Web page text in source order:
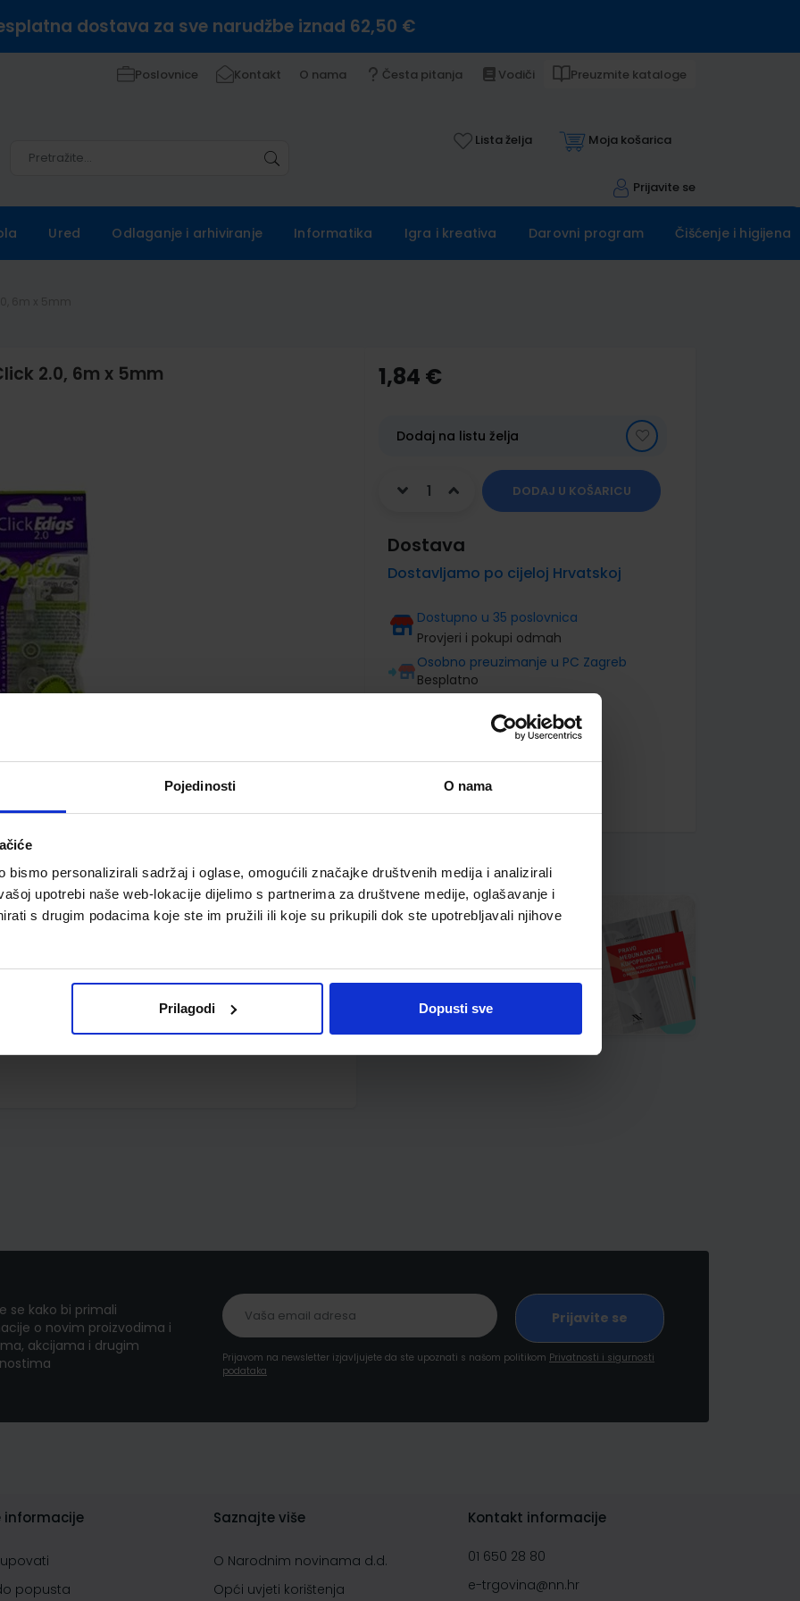
Pojedinosti O nama
bismo personalizirali sadržaj i oglase, omogućili značajke društvenih medija i analizirali
upotrebi naše web-lokacije dijelimo s partnerima za društvene medije, oglašavanje i
s drugim podacima koje ste im pružili ili koje su prikupili dok ste upotrebljavali njihove
Prilagodi Dopusti sve
dostava za sve narudžbe iznad 62,50 €
Poslovnice Kontakt O nama Česta pitanja Vodiči Preuzmite kataloge
Lista želja Moja košarica
Prijavite se
Ured Odlaganje i arhiviranje Informatika Igra i kreativa Darovni program Čišćenje i higijena
2.0, 6m x 5mm 1,84 €
Dodaj na listu želja
DODAJ U KOŠARICU
Dostava
Dostavljamo po cijeloj Hrvatskoj
Dostupno u 35 poslovnica
Provjeri i pokupi odmah
Osobno preuzimanje u PC Zagreb
Besplatno
se kako bi primali
o novim proizvodima i
akcijama i drugim
Prijavom na newsletter izjavljujete da ste upoznati s našom politikom Privatnosti i sigurnosti
podataka
informacije
popusta
Saznajte više
O Narodnim novinama d.d.
Opći uvjeti korištenja
Kontakt informacije
01 650 28 80
e-trgovina@nn.hr